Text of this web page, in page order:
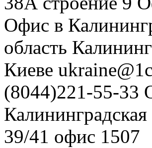
Офис в
область
Киеве
(8044)221-55-33
Калининградская
39/41 офис 1507